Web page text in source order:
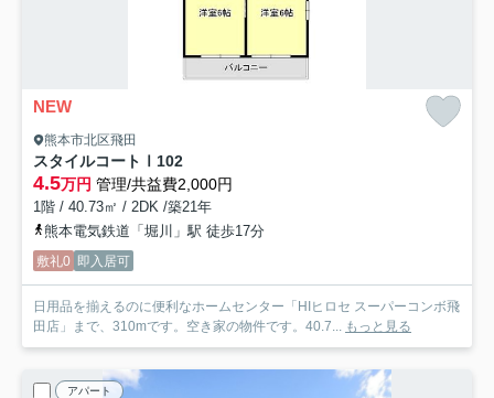
NEW
熊本市北区飛田
スタイルコートⅠ 102
4.5万円 管理/共益費2,000円
1階 / 40.73㎡ / 2DK /築21年
熊本電気鉄道「堀川」駅 徒歩17分
敷礼0 即入居可
日用品を揃えるのに便利なホームセンター「HIヒロセ スーパーコンボ飛
田店」まで、310mです。空き家の物件です。40.7...
もっと見る
アパート